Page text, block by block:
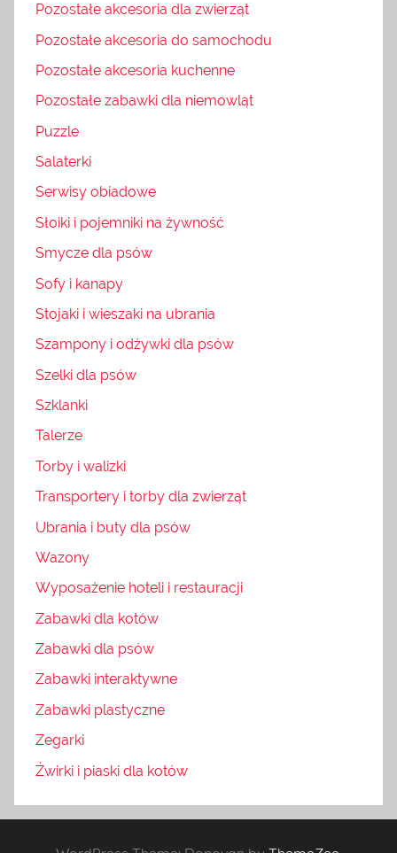
Pozostałe akcesoria dla zwierząt
Pozostałe akcesoria do samochodu
Pozostałe akcesoria kuchenne
Pozostałe zabawki dla niemowląt
Puzzle
Salaterki
Serwisy obiadowe
Słoiki i pojemniki na żywność
Smycze dla psów
Sofy i kanapy
Stojaki i wieszaki na ubrania
Szampony i odżywki dla psów
Szelki dla psów
Szklanki
Talerze
Torby i walizki
Transportery i torby dla zwierząt
Ubrania i buty dla psów
Wazony
Wyposażenie hoteli i restauracji
Zabawki dla kotów
Zabawki dla psów
Zabawki interaktywne
Zabawki plastyczne
Zegarki
Żwirki i piaski dla kotów